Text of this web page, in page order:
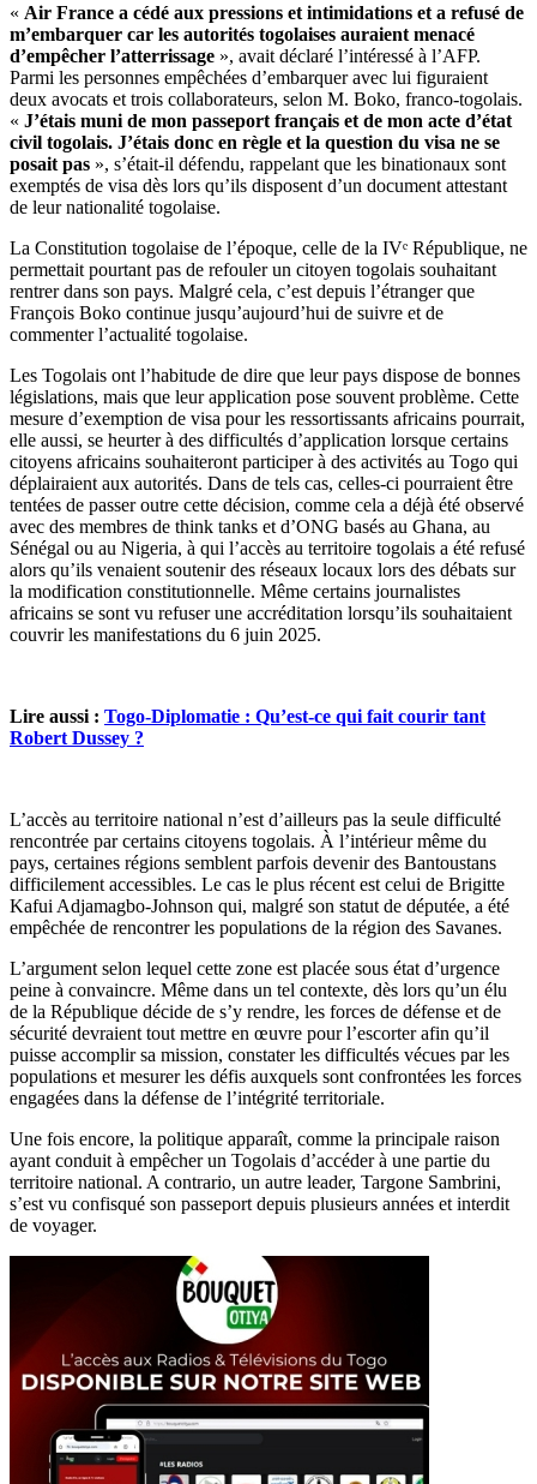
« Air France a cédé aux pressions et intimidations et a refusé de
m’embarquer car les autorités togolaises auraient menacé
d’empêcher l’atterrissage », avait déclaré l’intéressé à l’AFP.
Parmi les personnes empêchées d’embarquer avec lui figuraient
deux avocats et trois collaborateurs, selon M. Boko, franco-togolais.
« J’étais muni de mon passeport français et de mon acte d’état
civil togolais. J’étais donc en règle et la question du visa ne se
posait pas », s’était-il défendu, rappelant que les binationaux sont
exemptés de visa dès lors qu’ils disposent d’un document attestant
de leur nationalité togolaise.
La Constitution togolaise de l’époque, celle de la IVᵉ République, ne
permettait pourtant pas de refouler un citoyen togolais souhaitant
rentrer dans son pays. Malgré cela, c’est depuis l’étranger que
François Boko continue jusqu’aujourd’hui de suivre et de
commenter l’actualité togolaise.
Les Togolais ont l’habitude de dire que leur pays dispose de bonnes
législations, mais que leur application pose souvent problème. Cette
mesure d’exemption de visa pour les ressortissants africains pourrait,
elle aussi, se heurter à des difficultés d’application lorsque certains
citoyens africains souhaiteront participer à des activités au Togo qui
déplairaient aux autorités. Dans de tels cas, celles-ci pourraient être
tentées de passer outre cette décision, comme cela a déjà été observé
avec des membres de think tanks et d’ONG basés au Ghana, au
Sénégal ou au Nigeria, à qui l’accès au territoire togolais a été refusé
alors qu’ils venaient soutenir des réseaux locaux lors des débats sur
la modification constitutionnelle. Même certains journalistes
africains se sont vu refuser une accréditation lorsqu’ils souhaitaient
couvrir les manifestations du 6 juin 2025.
Lire aussi : Togo-Diplomatie : Qu’est-ce qui fait courir tant
Robert Dussey ?
L’accès au territoire national n’est d’ailleurs pas la seule difficulté
rencontrée par certains citoyens togolais. À l’intérieur même du
pays, certaines régions semblent parfois devenir des Bantoustans
difficilement accessibles. Le cas le plus récent est celui de Brigitte
Kafui Adjamagbo-Johnson qui, malgré son statut de députée, a été
empêchée de rencontrer les populations de la région des Savanes.
L’argument selon lequel cette zone est placée sous état d’urgence
peine à convaincre. Même dans un tel contexte, dès lors qu’un élu
de la République décide de s’y rendre, les forces de défense et de
sécurité devraient tout mettre en œuvre pour l’escorter afin qu’il
puisse accomplir sa mission, constater les difficultés vécues par les
populations et mesurer les défis auxquels sont confrontées les forces
engagées dans la défense de l’intégrité territoriale.
Une fois encore, la politique apparaît, comme la principale raison
ayant conduit à empêcher un Togolais d’accéder à une partie du
territoire national. A contrario, un autre leader, Targone Sambrini,
s’est vu confisqué son passeport depuis plusieurs années et interdit
de voyager.